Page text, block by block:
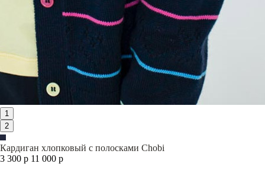
1
2
Кардиган хлопковый с полосками Chobi
3 300 р 11 000 р